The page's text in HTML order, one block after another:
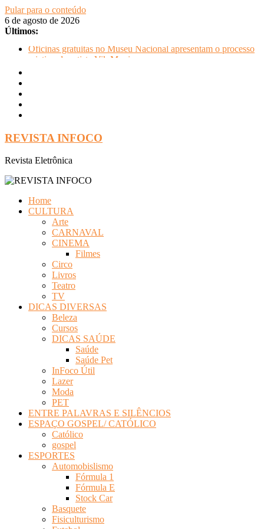
Pular para o conteúdo
6 de agosto de 2026
Últimos:
Oficinas gratuitas no Museu Nacional apresentam o processo
tradição
descontração
REVISTA INFOCO
Revista Eletrônica
Home
CULTURA
Arte
CARNAVAL
CINEMA
Filmes
Circo
Livros
Teatro
TV
DICAS DIVERSAS
Beleza
Cursos
DICAS SAÚDE
Saúde
Saúde Pet
InFoco Útil
Lazer
Moda
PET
ENTRE PALAVRAS E SILÊNCIOS
ESPAÇO GOSPEL/ CATÓLICO
Católico
gospel
ESPORTES
Automobislismo
Fórmula 1
Fórmula E
Stock Car
Basquete
Fisiculturismo